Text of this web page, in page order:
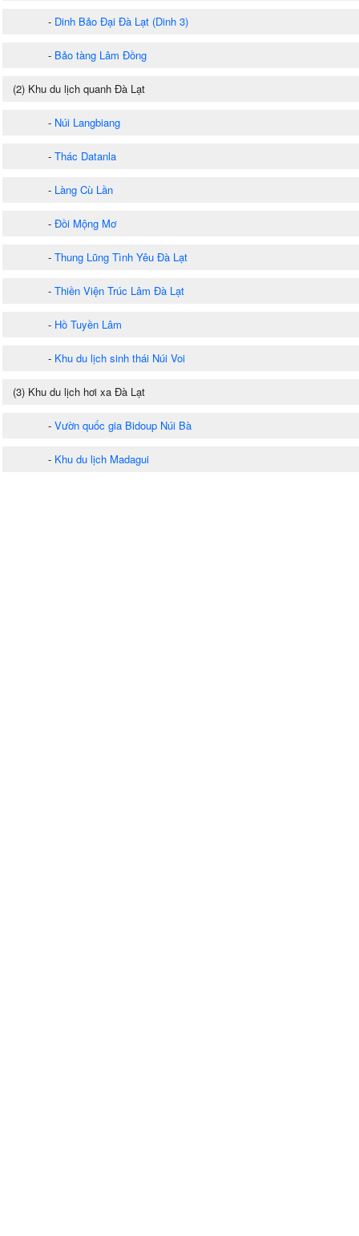
- Dinh Bảo Đại Đà Lạt (Dinh 3)
- Bảo tàng Lâm Đồng
(2) Khu du lịch quanh Đà Lạt
- Núi Langbiang
- Thác Datanla
- Làng Cù Lần
- Đồi Mộng Mơ
- Thung Lũng Tình Yêu Đà Lạt
- Thiền Viện Trúc Lâm Đà Lạt
- Hồ Tuyền Lâm
- Khu du lịch sinh thái Núi Voi
(3) Khu du lịch hơi xa Đà Lạt
- Vườn quốc gia Bidoup Núi Bà
- Khu du lịch Madagui